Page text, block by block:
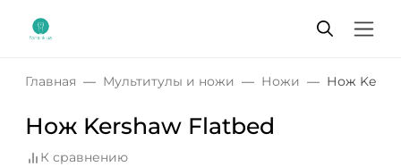
Главная Мультитулы и ножи Ножи Нож
Нож Kershaw Flatbed
К сравнению